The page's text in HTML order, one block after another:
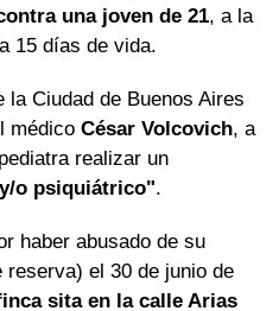
una joven de 21, a la
15 días de vida.
la Ciudad de Buenos Aires
médico César Volcovich, a
realizar un
o psiquiátrico".
haber abusado de su
el 30 de junio de
sita en la calle Arias